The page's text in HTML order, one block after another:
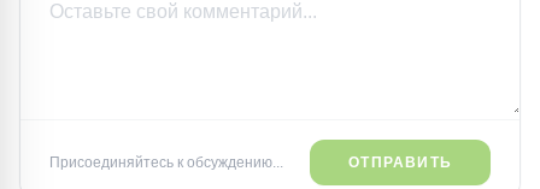
Присоединяйтесь к обсуждению... ОТПРАВИТЬ